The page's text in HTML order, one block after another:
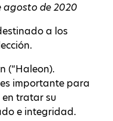
agosto de 2020
a los
(“Haleon).
importante para
en tratar su
e integridad.